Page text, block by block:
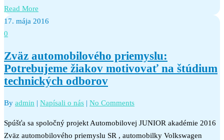
Read More
17. mája 2016
0
Zväz automobilového priemyslu:
Potrebujeme žiakov motivovať na štúdium
technických odborov
By admin | Napísali o nás | No Comments
Spúšťa sa spoločný projekt Automobilovej JUNIOR akadémie 2016
Zväz automobilového priemyslu SR , automobilky Volkswagen